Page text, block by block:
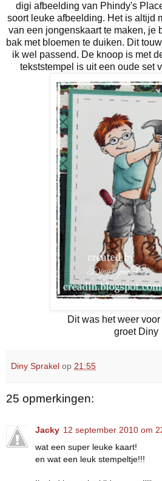
digi afbeelding van Phindy's
soort leuke afbeelding. Het is altijd
van een jongenskaart te maken, je
bak met bloemen te duiken. Dit
ik wel passend. De knoop is met
tekststempel is uit een oude set
Dit was het weer
groet Diny
Diny Sprakel op 21:55
25 opmerkingen:
Jacky 12 september 2010 om
wat een super leuke kaart!
en wat een leuk stempeltje!!!